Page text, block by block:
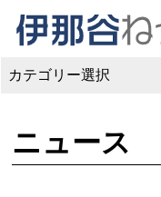
カテゴリー選択
ニュース